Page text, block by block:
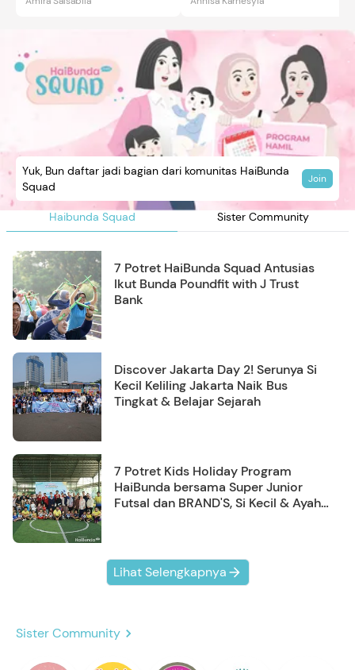
Haibunda Squad Sister Community
Yuk, Bun daftar jadi bagian dari komunitas HaiBunda
Squad
Join
7 Potret HaiBunda Squad Antusias
Ikut Bunda Poundfit with J Trust
Bank
Discover Jakarta Day 2! Serunya Si
Kecil Keliling Jakarta Naik Bus
Tingkat & Belajar Sejarah
7 Potret Kids Holiday Program
HaiBunda bersama Super Junior
Futsal dan BRAND'S, Si Kecil & Ayah
Lihat Selengkapnya
Sister Community